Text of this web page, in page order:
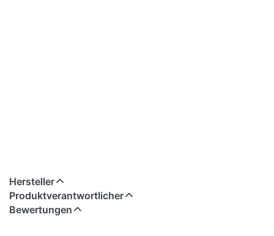
Hersteller
Produktverantwortlicher
Bewertungen